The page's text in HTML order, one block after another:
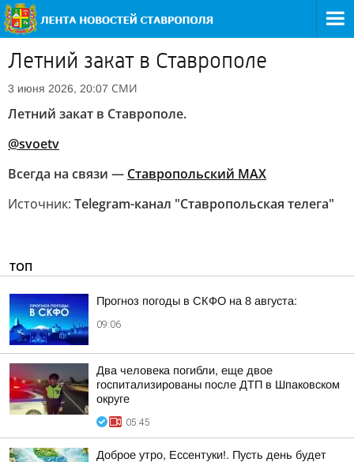
Летний закат в Ставрополе
3 июня 2026, 20:07 СМИ
Летний закат в Ставрополе.
@svoetv
Всегда на связи — Ставропольский МАХ
Источник: Telegram-канал "Ставропольская телега"
ТОП
Прогноз погоды в СКФО на 8 августа:
09:06
Два человека погибли, еще двое
госпитализированы после ДТП в Шпаковском
округе
05:45
Доброе утро, Ессентуки!. Пусть день будет